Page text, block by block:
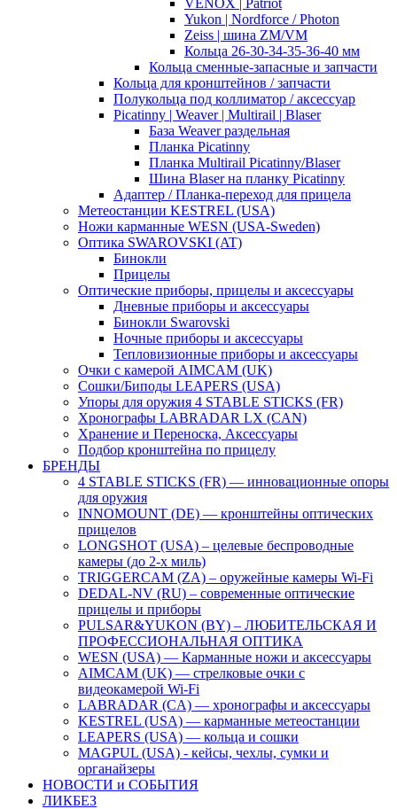
VENOX | Patriot
Yukon | Nordforce / Photon
Zeiss | шина ZM/VM
Кольца 26-30-34-35-36-40 мм
Кольца сменные-запасные и запчасти
Кольца для кронштейнов / запчасти
Полукольца под коллиматор / аксессуар
Picatinny | Weaver | Multirail | Blaser
База Weaver раздельная
Планка Picatinny
Планка Multirail Picatinny/Blaser
Шина Blaser на планку Picatinny
Адаптер / Планка-переход для прицела
Метеостанции KESTREL (USA)
Ножи карманные WESN (USA-Sweden)
Оптика SWAROVSKI (AT)
Бинокли
Прицелы
Оптические приборы, прицелы и аксессуары
Дневные приборы и аксессуары
Бинокли Swarovski
Ночные приборы и аксессуары
Тепловизионные приборы и аксессуары
Очки с камерой AIMCAM (UK)
Сошки/Биподы LEAPERS (USA)
Упоры для оружия 4 STABLE STICKS (FR)
Хронографы LABRADAR LX (CAN)
Хранение и Переноска, Аксессуары
Подбор кронштейна по прицелу
БРЕНДЫ
4 STABLE STICKS (FR) — инновационные опоры
для оружия
INNOMOUNT (DE) — кронштейны оптических
прицелов
LONGSHOT (USA) – целевые беспроводные
камеры (до 2-х миль)
TRIGGERCAM (ZA) – оружейные камеры Wi-Fi
DEDAL-NV (RU) – современные оптические
прицелы и приборы
PULSAR&YUKON (BY) – ЛЮБИТЕЛЬСКАЯ И
ПРОФЕССИОНАЛЬНАЯ ОПТИКА
WESN (USA) — Карманные ножи и аксессуары
AIMCAM (UK) — стрелковые очки с
видеокамерой Wi-Fi
LABRADAR (CA) — хронографы и аксессуары
KESTREL (USA) — карманные метеостанции
LEAPERS (USA) — кольца и сошки
MAGPUL (USA) - кейсы, чехлы, сумки и
органайзеры
НОВОСТИ и СОБЫТИЯ
ЛИКБЕЗ